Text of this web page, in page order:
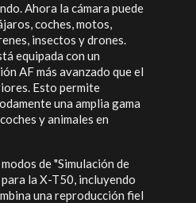
Ahora la cámara puede
coches, motos,
insectos y drones.
equipada con un
AF más avanzado que el
Esto permite
una amplia gama
y animales en
de "Simulación de
la X-T50, incluyendo
una reproducción fiel